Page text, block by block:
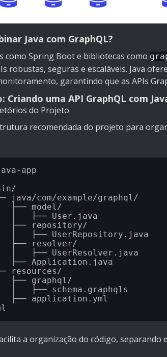
Java com GraphQL?
como Spring Boot e bibliotecas como
robustas, seguras e escaláveis. Java
garantindo que as APIs
Criando uma API GraphQL com
do Projeto
recomendada do projeto para
app
java/com/example/graphql/
├── model/
│   ├── User.java
├── repository/
│   ├── UserRepository.java
├── resolver/
│   ├── UserResolver.java
├── Application.java
resources/
├── graphql/
├── schema.graphqls
├── application.yml
a organização do código, separando